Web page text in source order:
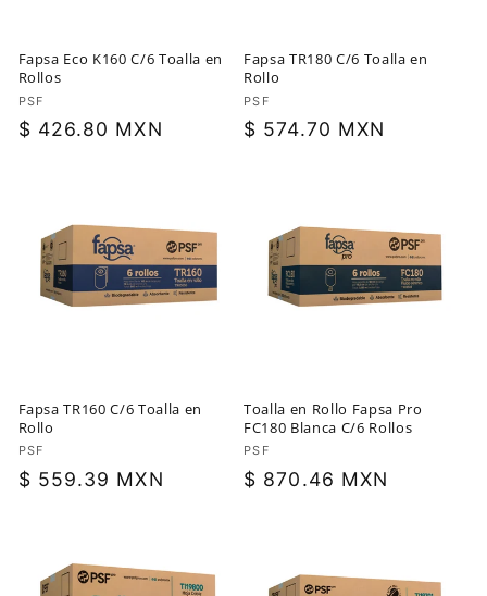
Fapsa Eco K160 C/6 Toalla en
Rollos
Proveedor:
PSF
Precio
$ 426.80 MXN
Fapsa TR180 C/6 Toalla en
Rollo
Proveedor:
PSF
Precio
$ 574.70 MXN
Fapsa TR160 C/6 Toalla en
Rollo
Proveedor:
PSF
Precio
$ 559.39 MXN
Toalla en Rollo Fapsa Pro
FC180 Blanca C/6 Rollos
Proveedor:
PSF
Precio
$ 870.46 MXN